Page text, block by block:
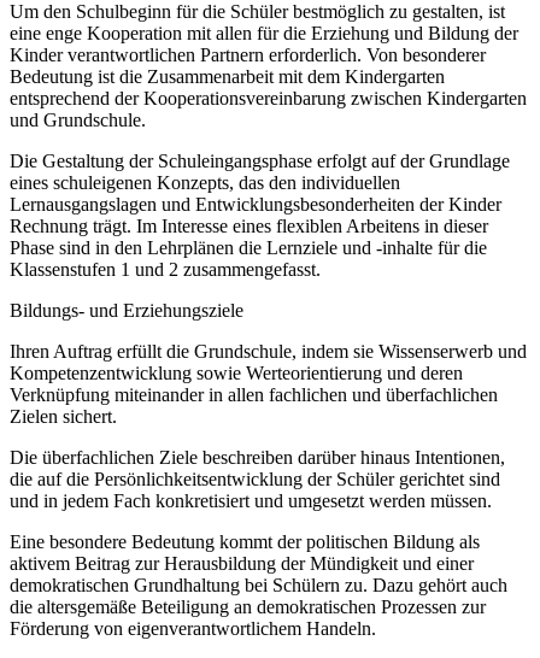
Um den Schulbeginn für die Schüler bestmöglich zu gestalten, ist
eine enge Kooperation mit allen für die Erziehung und Bildung der
Kinder verantwortlichen Partnern erforderlich. Von besonderer
Bedeutung ist die Zusammenarbeit mit dem Kindergarten
entsprechend der Kooperationsvereinbarung zwischen Kindergarten
und Grundschule.
Die Gestaltung der Schuleingangsphase erfolgt auf der Grundlage
eines schuleigenen Konzepts, das den individuellen
Lernausgangslagen und Entwicklungsbesonderheiten der Kinder
Rechnung trägt. Im Interesse eines flexiblen Arbeitens in dieser
Phase sind in den Lehrplänen die Lernziele und -inhalte für die
Klassenstufen 1 und 2 zusammengefasst.
Bildungs- und Erziehungsziele
Ihren Auftrag erfüllt die Grundschule, indem sie Wissenserwerb und
Kompetenzentwicklung sowie Werteorientierung und deren
Verknüpfung miteinander in allen fachlichen und überfachlichen
Zielen sichert.
Die überfachlichen Ziele beschreiben darüber hinaus Intentionen,
die auf die Persönlichkeitsentwicklung der Schüler gerichtet sind
und in jedem Fach konkretisiert und umgesetzt werden müssen.
Eine besondere Bedeutung kommt der politischen Bildung als
aktivem Beitrag zur Herausbildung der Mündigkeit und einer
demokratischen Grundhaltung bei Schülern zu. Dazu gehört auch
die altersgemäße Beteiligung an demokratischen Prozessen zur
Förderung von eigenverantwortlichem Handeln.